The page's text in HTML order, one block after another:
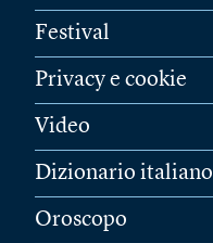
Festival
Privacy e cookie
Video
Dizionario italiano
Oroscopo